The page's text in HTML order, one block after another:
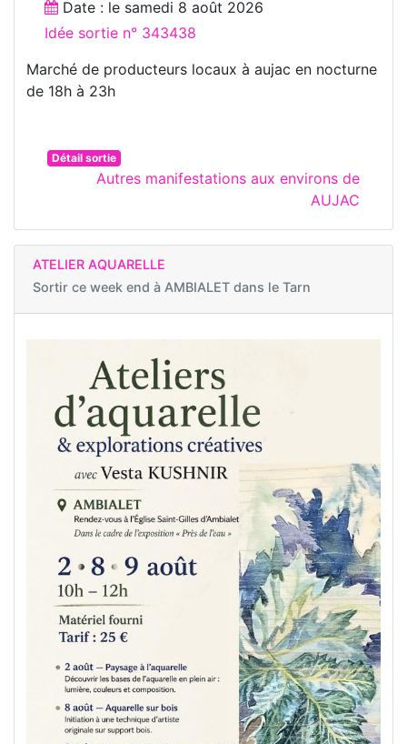
Date : le samedi 8 août 2026
Idée sortie n° 343438
Marché de producteurs locaux à aujac en nocturne
de 18h à 23h
Détail sortie
Autres manifestations aux environs de
AUJAC
ATELIER AQUARELLE
Sortir ce week end à AMBIALET dans le Tarn